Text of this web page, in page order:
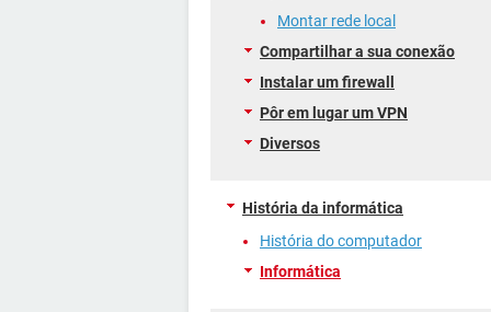
Montar rede local
Compartilhar a sua conexão
Instalar um firewall
Pôr em lugar um VPN
Diversos
História da informática
História do computador
Informática